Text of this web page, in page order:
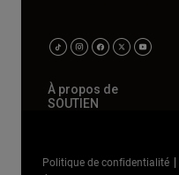
À propos de
SOUTIEN
Politique de confidentialité